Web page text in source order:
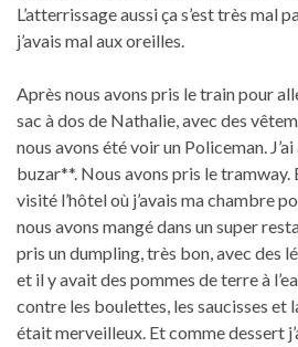
L’atterrissage aussi ça s’est très mal
j’avais mal aux oreilles.
Après nous avons pris le train pour
sac à dos de Nathalie, avec des
nous avons été voir un Policeman.
buzar**. Nous avons pris le tramway.
visité l’hôtel où j’avais ma chambre
nous avons mangé dans un super
pris un dumpling, très bon, avec des
et il y avait des pommes de terre à
contre les boulettes, les saucisses et
était merveilleux. Et comme dessert